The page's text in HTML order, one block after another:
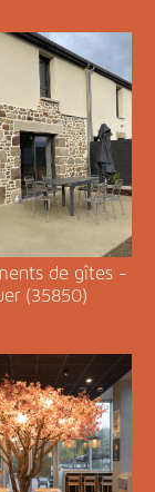
de gîtes -
(35850)